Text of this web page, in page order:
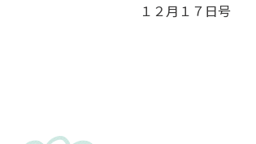
１２月１７日号